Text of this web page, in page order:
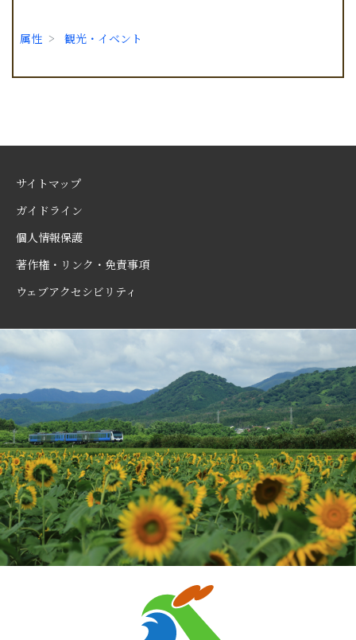
属性 観光・イベント
サイトマップ
ガイドライン
個人情報保護
著作権・リンク・免責事項
ウェブアクセシビリティ